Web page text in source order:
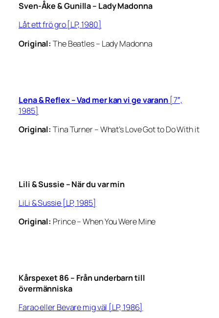
Sven-Åke & Gunilla – Lady Madonna
Låt ett frö gro [LP, 1980]
Original: The Beatles – Lady Madonna
Lena & Reflex –Vad mer kan vi ge varann [7″,
1985]
Original: Tina Turner –What’s Love Got to Do With it
Lili & Sussie –När du var min
LiLi & Sussie[LP, 1985]
Original: Prince –When You Were Mine
Kårspexet 86 – Från underbarn till
övermänniska
Farao eller Bevare mig väl [LP, 1986]